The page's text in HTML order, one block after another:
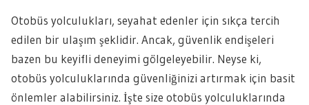
Otobüs yolculukları, seyahat edenler için sıkça tercih
edilen bir ulaşım şeklidir. Ancak, güvenlik endişeleri
bazen bu keyifli deneyimi gölgeleyebilir. Neyse ki,
otobüs yolculuklarında güvenliğinizi artırmak için basit
önlemler alabilirsiniz. İşte size otobüs yolculuklarında